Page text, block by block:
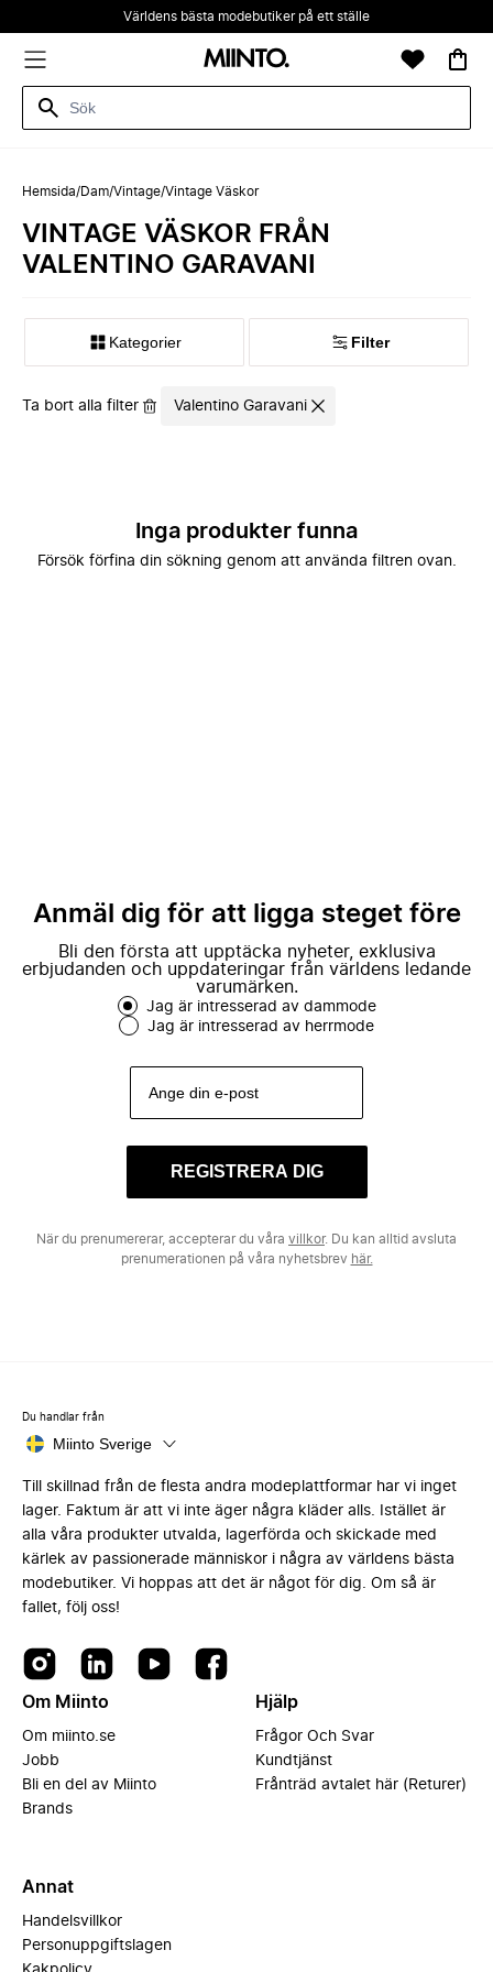
Världens bästa modebutiker på ett ställe
Hemsida/Dam/Vintage/Vintage Väskor
VINTAGE VÄSKOR FRÅN
VALENTINO GARAVANI
Kategorier Filter
Ta bort alla filter Valentino Garavani
Inga produkter funna
Försök förfina din sökning genom att använda filtren ovan.
Anmäl dig för att ligga steget före
Bli den första att upptäcka nyheter, exklusiva
erbjudanden och uppdateringar från världens ledande
varumärken.
Jag är intresserad av dammode
Jag är intresserad av herrmode
REGISTRERA DIG
När du prenumererar, accepterar du våra villkor. Du kan alltid avsluta
prenumerationen på våra nyhetsbrev här.
Du handlar från
Miinto Sverige
Till skillnad från de flesta andra modeplattformar har vi inget
lager. Faktum är att vi inte äger några kläder alls. Istället är
alla våra produkter utvalda, lagerförda och skickade med
kärlek av passionerade människor i några av världens bästa
modebutiker. Vi hoppas att det är något för dig. Om så är
fallet, följ oss!
Om Miinto
Om miinto.se
Jobb
Bli en del av Miinto
Brands
Hjälp
Frågor Och Svar
Kundtjänst
Frånträd avtalet här (Returer)
Annat
Handelsvillkor
Personuppgiftslagen